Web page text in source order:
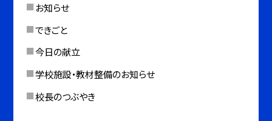
お知らせ
できごと
今日の献立
学校施設・教材整備のお知らせ
校長のつぶやき